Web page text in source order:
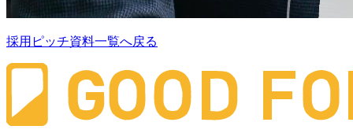
採用ピッチ資料一覧へ戻る